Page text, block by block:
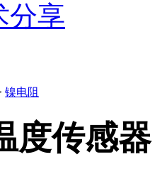
分享
镍电阻
度传感